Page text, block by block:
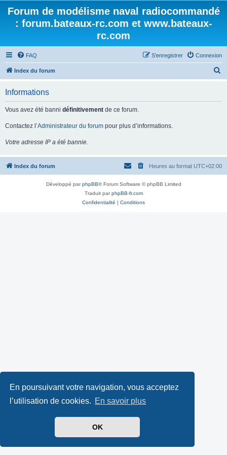
En poursuivant votre navigation, vous acceptez
l’utilisation de cookies. En savoir plus
OK
Forum de modélisme naval radiocommandé
: forum.bateaux-rc.com et www.bateaux-
rc.com
FAQ Connexion
S’enregistrer
Index du forum
e
Informations
Vous avez été banni définitivement de ce forum.
Contactez l’Administrateur du forum pour plus d’informations.
Votre adresse IP a été bannie.
Index du forum Heures au format UTC+02:00
Développé parphpBB® Forum Software © phpBB Limited
Traduit parphpBB-fr.com
Confidentialité | Conditions